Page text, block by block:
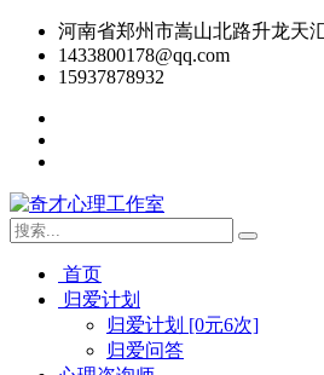
河南省郑州市嵩山北路升龙天
1433800178@qq.com
15937878932
首页
归爱计划
归爱计划 [0元6次]
归爱问答